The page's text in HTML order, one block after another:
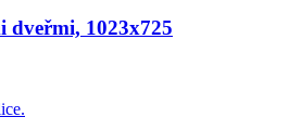
dveřmi, 1023x725